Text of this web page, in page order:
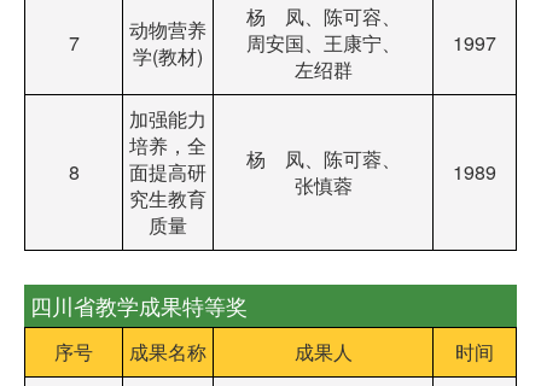
7
动物营养
学(教材)
杨 凤、陈可容、
周安国、王康宁、
左绍群
1997
8
加强能力
培养，全
面提高研
究生教育
质量
杨 凤、陈可蓉、
张慎蓉
1989
四川省教学成果特等奖
序号 成果名称 成果人 时间